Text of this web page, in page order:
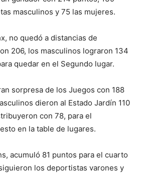
masculinos y 75 las mujeres.
no quedó a distancias de
206, los masculinos lograron 134
quedar en el Segundo lugar.
sorpresa de los Juegos con 188
dieron al Estado Jardín 110
con 78, para el
en la table de lugares.
acumuló 81 puntos para el cuarto
los deportistas varones y